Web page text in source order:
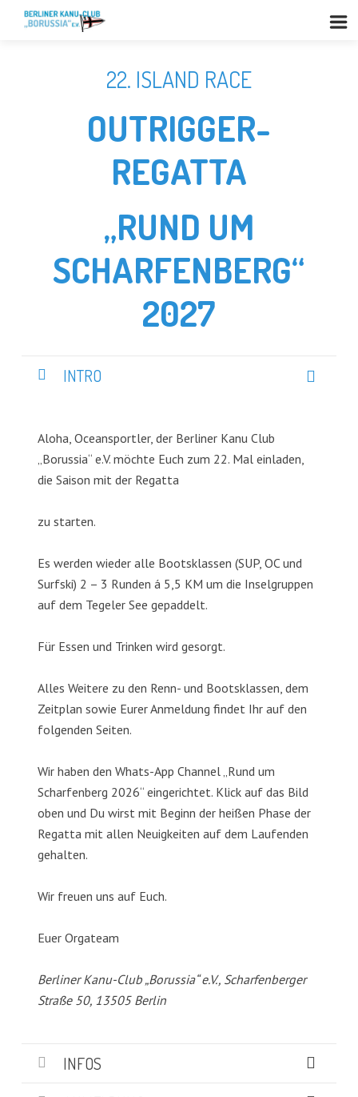
22. ISLAND RACE
OUTRIGGER-
REGATTA
„RUND UM
SCHARFENBERG“
2027
INTRO
Aloha, Oceansportler, der Berliner Kanu Club
„Borussia“ e.V. möchte Euch zum 22. Mal einladen,
die Saison mit der Regatta
zu starten.
Es werden wieder alle Bootsklassen (SUP, OC und
Surfski) 2 – 3 Runden á 5,5 KM um die Inselgruppen
auf dem Tegeler See gepaddelt.
Für Essen und Trinken wird gesorgt.
Alles Weitere zu den Renn- und Bootsklassen, dem
Zeitplan sowie Eurer Anmeldung findet Ihr auf den
folgenden Seiten.
Wir haben den Whats-App Channel „Rund um
Scharfenberg 2026“ eingerichtet. Klick auf das Bild
oben und Du wirst mit Beginn der heißen Phase der
Regatta mit allen Neuigkeiten auf dem Laufenden
gehalten.
Wir freuen uns auf Euch.
Euer Orgateam
Berliner Kanu-Club „Borussia“ e.V., Scharfenberger
Straße 50, 13505 Berlin
INFOS